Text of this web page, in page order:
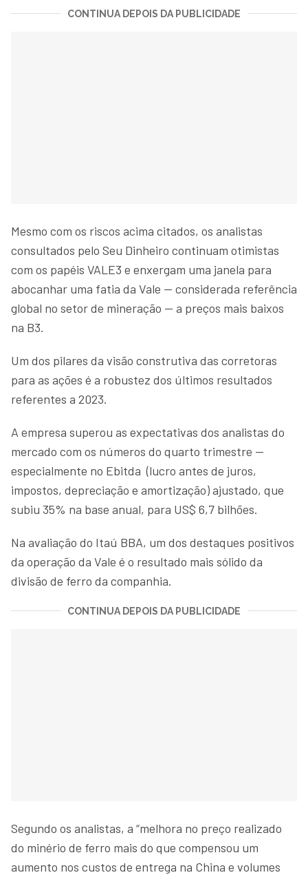
CONTINUA DEPOIS DA PUBLICIDADE
Mesmo com os riscos acima citados, os analistas
consultados pelo Seu Dinheiro continuam otimistas
com os papéis VALE3 e enxergam uma janela para
abocanhar uma fatia da Vale — considerada referência
global no setor de mineração — a preços mais baixos
na B3.
Um dos pilares da visão construtiva das corretoras
para as ações é a robustez dos últimos resultados
referentes a 2023.
A empresa superou as expectativas dos analistas do
mercado com os números do quarto trimestre —
especialmente no Ebitda (lucro antes de juros,
impostos, depreciação e amortização) ajustado, que
subiu 35% na base anual, para US$ 6,7 bilhões.
Na avaliação do Itaú BBA, um dos destaques positivos
da operação da Vale é o resultado mais sólido da
divisão de ferro da companhia.
CONTINUA DEPOIS DA PUBLICIDADE
Segundo os analistas, a “melhora no preço realizado
do minério de ferro mais do que compensou um
aumento nos custos de entrega na China e volumes